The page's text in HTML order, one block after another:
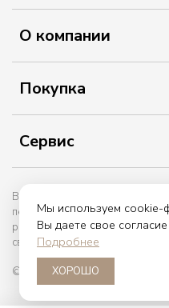
О компании
Покупка
Сервис
Вы принимаете условия
персональных данных и
раз, когда оставляете свои
связи на сайте etiket.online
© 2017 — 2026. etiket.online
Мы используем cookie-
Вы даете свое
Подробнее
ХОРОШО